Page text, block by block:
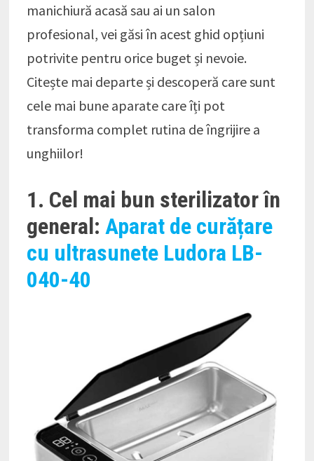
manichiură acasă sau ai un salon
profesional, vei găsi în acest ghid opțiuni
potrivite pentru orice buget și nevoie.
Citește mai departe și descoperă care sunt
cele mai bune aparate care îți pot
transforma complet rutina de îngrijire a
unghiilor!
1. Cel mai bun sterilizator în
general: Aparat de curățare
cu ultrasunete Ludora LB-
040-40